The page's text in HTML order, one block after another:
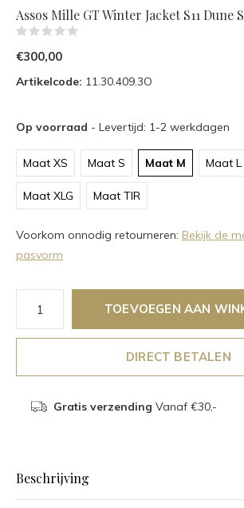
Assos Mille GT Winter Jacket S11 Dune
€300,00
Artikelcode: 11.30.409.3O
Op voorraad - Levertijd: 1-2 werkdagen
Maat XS Maat S Maat M Maat L
Maat XLG Maat TIR
Voorkom onnodig retourneren: Bekijk de
pasvorm
TOEVOEGEN AAN
DIRECT BETALEN
Gratis verzending Vanaf €30,-
Beschrijving